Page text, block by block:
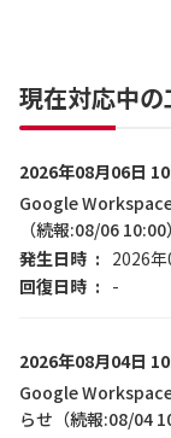
現在対応中
2026年08月06日
Google
（続報:08/06 10:00）
発生日時
2026
回復日時
-
2026年08月04日
Google
らせ（続報:08/04